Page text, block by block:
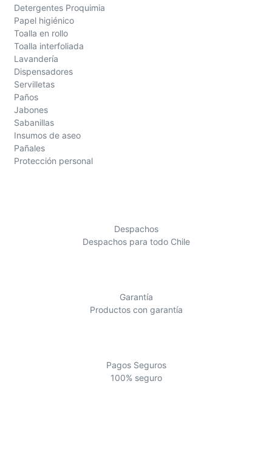
Detergentes Proquimia
Papel higiénico
Toalla en rollo
Toalla interfoliada
Lavandería
Dispensadores
Servilletas
Paños
Jabones
Sabanillas
Insumos de aseo
Pañales
Protección personal
Despachos
Despachos para todo Chile
Garantía
Productos con garantía
Pagos Seguros
100% seguro